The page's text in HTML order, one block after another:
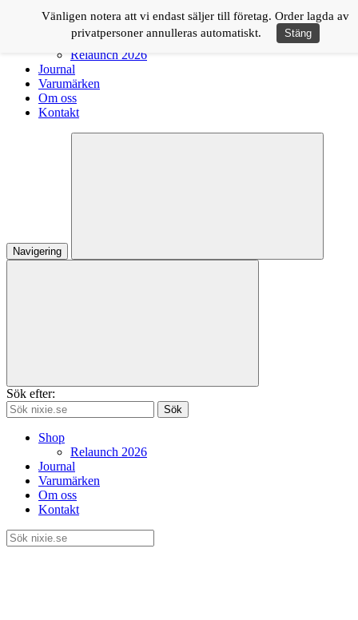
Logga in
Relaunch 2026
Journal
Varumärken
Om oss
Kontakt
Navigering
Sök efter:
Sök
Shop
Relaunch 2026
Journal
Varumärken
Om oss
Kontakt
Vänligen notera att vi endast säljer till företag. Order lagda av
privatpersoner annulleras automatiskt.
Stäng